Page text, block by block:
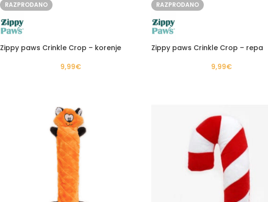
RAZPRODANO
Zippy paws Crinkle Crop – korenje
9,99€
RAZPRODANO
Zippy paws Crinkle Crop – repa
9,99€